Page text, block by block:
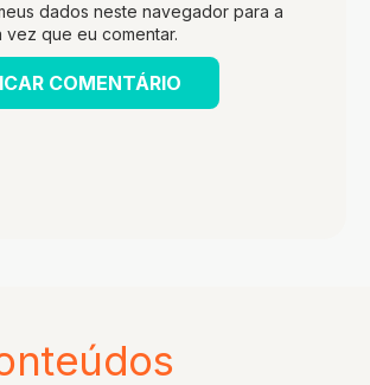
dados neste navegador para a
vez que eu comentar.